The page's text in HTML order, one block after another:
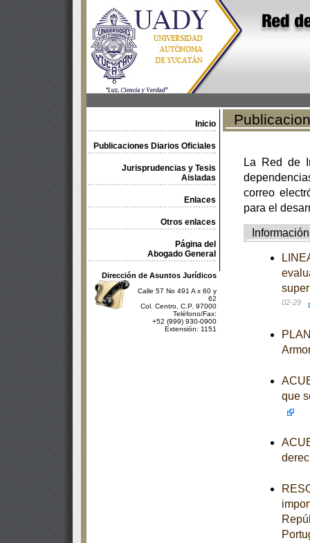
Inicio
Publicaciones Diarios Oficiales
Jurisprudencias y Tesis
Aisladas
Enlaces
Otros enlaces
Página del
Abogado General
Dirección de Asuntos Jurídicos
Calle 57 No 491 A x 60 y
62
Col. Centro, C.P. 97000
Teléfono/Fax:
+52 (999) 930-0900
Extensión: 1151
La Red de
correo
para el
Información
02-29
que